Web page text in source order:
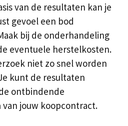
van de resultaten kan je
gevoel een bod
bij de onderhandeling
eventuele herstelkosten.
niet zo snel worden
kunt de resultaten
ontbindende
van jouw koopcontract.